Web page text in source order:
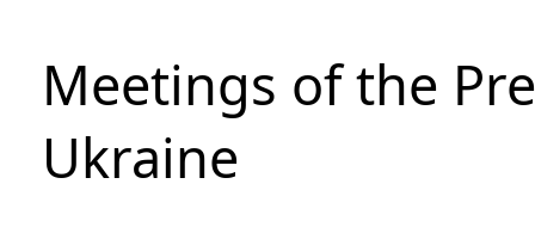
Meetings of the
Ukraine